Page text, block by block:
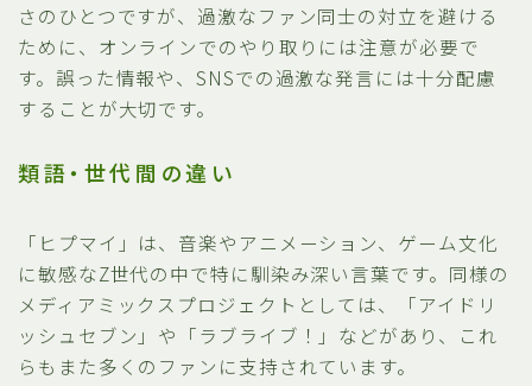
さのひとつですが、過激なファン同士の対立を避ける
ために、オンラインでのやり取りには注意が必要で
す。誤った情報や、SNSでの過激な発言には十分配慮
することが大切です。
類語・世代間の違い
「ヒプマイ」は、音楽やアニメーション、ゲーム文化
に敏感なZ世代の中で特に馴染み深い言葉です。同様の
メディアミックスプロジェクトとしては、「アイドリ
ッシュセブン」や「ラブライブ！」などがあり、これ
らもまた多くのファンに支持されています。